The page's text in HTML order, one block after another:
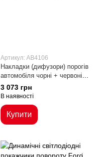
Артикул: AB4106
Накладки (дифузори) порогів
автомобіля чорні + червоні
вставки
3 073 грн
В наявності
Купити